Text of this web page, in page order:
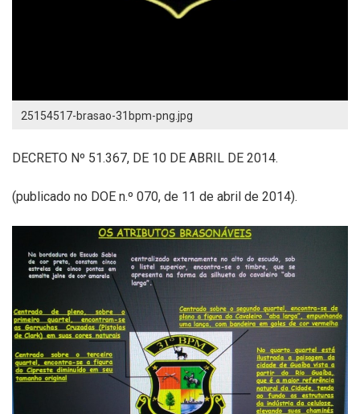
25154517-brasao-31bpm-png.jpg
DECRETO Nº 51.367, DE 10 DE ABRIL DE 2014.
(publicado no DOE n.º 070, de 11 de abril de 2014).